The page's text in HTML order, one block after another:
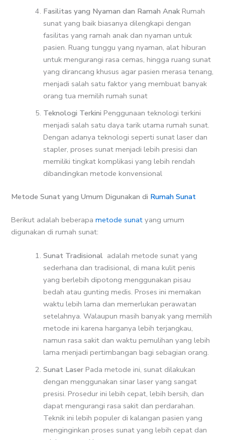
Fasilitas yang Nyaman dan Ramah AnakRumah
sunat yang baik biasanya dilengkapi dengan
fasilitas yang ramah anak dan nyaman untuk
pasien. Ruang tunggu yang nyaman, alat hiburan
untuk mengurangi rasa cemas, hingga ruang sunat
yang dirancang khusus agar pasien merasa tenang,
menjadi salah satu faktor yang membuat banyak
orang tua memilih rumah sunat
Teknologi TerkiniPenggunaan teknologi terkini
menjadi salah satu daya tarik utama rumah sunat.
Dengan adanya teknologi seperti sunat laser dan
stapler, proses sunat menjadi lebih presisi dan
memiliki tingkat komplikasi yang lebih rendah
dibandingkan metode konvensional
Metode Sunat yang Umum Digunakan di Rumah Sunat
Berikut adalah beberapametode sunat yang umum
digunakan di rumah sunat:
Sunat Tradisional adalah metode sunat yang
sederhana dan tradisional, di mana kulit penis
yang berlebih dipotong menggunakan pisau
bedah atau gunting medis. Proses ini memakan
waktu lebih lama dan memerlukan perawatan
setelahnya. Walaupun masih banyak yang memilih
metode ini karena harganya lebih terjangkau,
namun rasa sakit dan waktu pemulihan yang lebih
lama menjadi pertimbangan bagi sebagian orang.
Sunat Laser Pada metode ini, sunat dilakukan
dengan menggunakan sinar laser yang sangat
presisi. Prosedur ini lebih cepat, lebih bersih, dan
dapat mengurangi rasa sakit dan perdarahan.
Teknik ini lebih populer di kalangan pasien yang
menginginkan proses sunat yang lebih cepat dan